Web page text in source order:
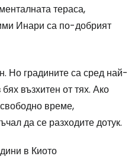
тераса,
Инари са по-добрият
Но градините са сред най-
възхитен от тях. Ако
време,
да се разходите дотук.
в Киото